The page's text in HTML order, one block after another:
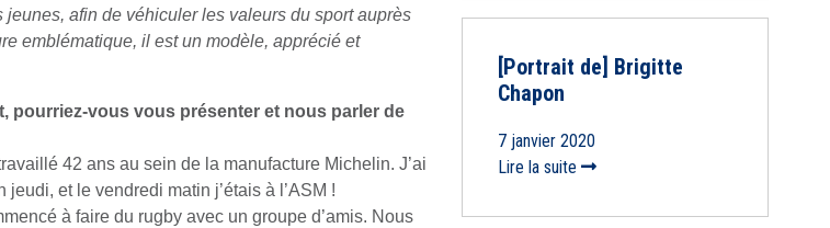
jeunes, afin de véhiculer les valeurs du sport auprès
emblématique, il est un modèle, apprécié et
pourriez-vous vous présenter et nous parler de
42 ans au sein de la manufacture Michelin. J’ai
jeudi, et le vendredi matin j’étais à l’ASM !
à faire du rugby avec un groupe d’amis. Nous
[Portrait de] Brigitte
Chapon
7 janvier 2020
Lire la suite